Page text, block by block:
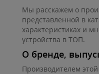
Мы расскажем о
представленной в
характеристиках и
устройства в ТОП.
О бренде,
Производителем